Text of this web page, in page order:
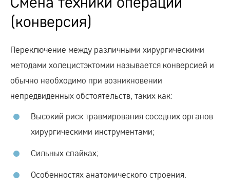
(конверсия)
Переключение между различными хирургическими
методами холецистэктомии называется конверсией и
обычно необходимо при возникновении
непредвиденных обстоятельств, таких как:
Высокий риск травмирования соседних органов
хирургическими инструментами;
Сильных спайках;
Особенностях анатомического строения.